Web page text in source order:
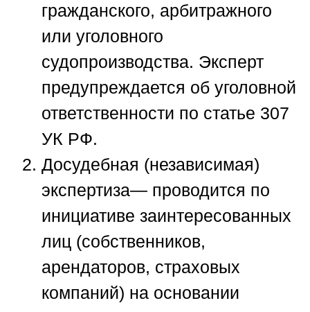
гражданского, арбитражного
или уголовного
судопроизводства. Эксперт
предупреждается об уголовной
ответственности по статье 307
УК РФ.
Досудебная (независимая)
экспертиза— проводится по
инициативе заинтересованных
лиц (собственников,
арендаторов, страховых
компаний) на основании